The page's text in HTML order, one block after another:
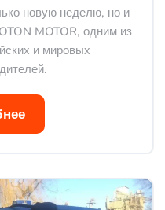
новую неделю, но и
MOTOR, одним из
и мировых